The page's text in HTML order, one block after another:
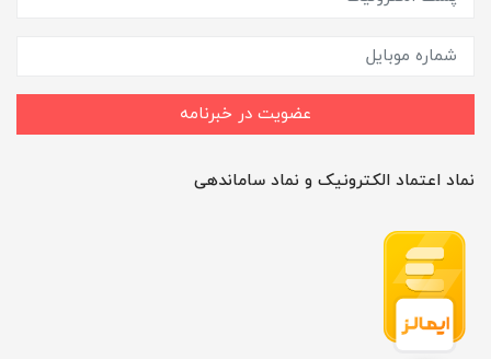
عضویت در خبرنامه
نماد اعتماد الکترونیک و نماد ساماندهی